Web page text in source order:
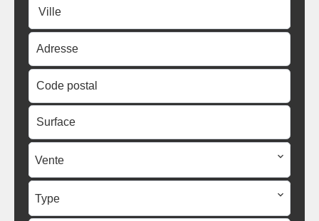
Ville
Vente
Type